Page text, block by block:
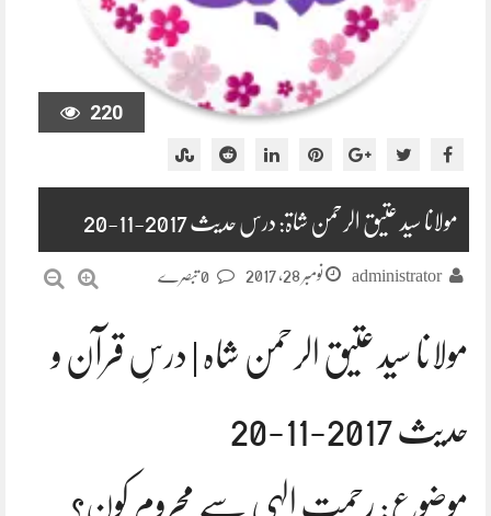
220
مولانا سید عتیق الرحمن شاۃ: درس حدیث 2017-11-20
administrator نومبر 28, 2017
مولانا سید عتیق الرحمن شاہ | درسِ قرآن و
حدیث 2017-11-20
موضوع: رحمت الہی سے محروم کون؟